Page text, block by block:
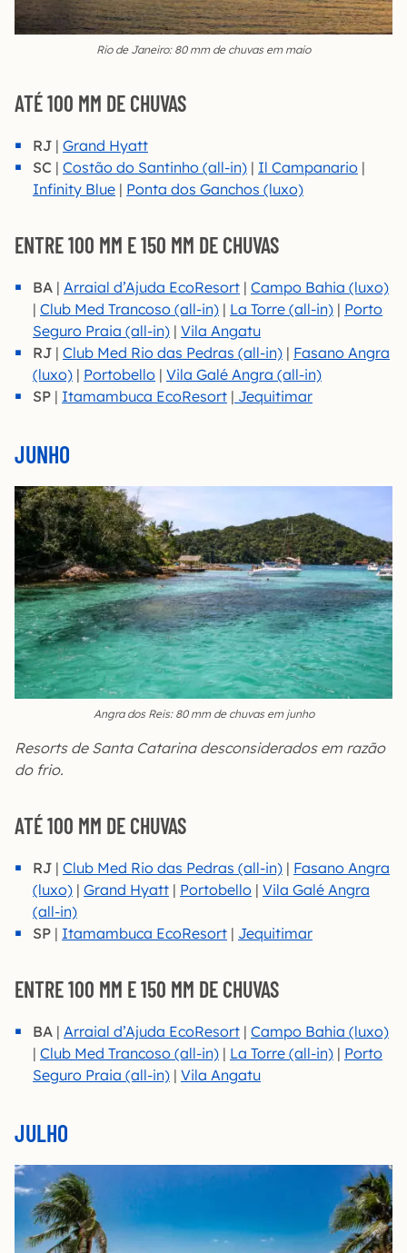
Rio de Janeiro: 80 mm de chuvas em maio
ATÉ 100 MM DE CHUVAS
RJ | Grand Hyatt
SC | Costão do Santinho (all-in) | Il Campanario |
Infinity Blue | Ponta dos Ganchos (luxo)
ENTRE 100 MM E 150 MM DE CHUVAS
BA | Arraial d’Ajuda EcoResort | Campo Bahia (luxo)
| Club Med Trancoso (all-in) | La Torre (all-in) | Porto
Seguro Praia (all-in) | Vila Angatu
RJ | Club Med Rio das Pedras (all-in) | Fasano Angra
(luxo) | Portobello | Vila Galé Angra (all-in)
SP | Itamambuca EcoResort | Jequitimar
JUNHO
Angra dos Reis: 80 mm de chuvas em junho
Resorts de Santa Catarina desconsiderados em razão
do frio.
ATÉ 100 MM DE CHUVAS
RJ | Club Med Rio das Pedras (all-in) | Fasano Angra
(luxo) | Grand Hyatt | Portobello | Vila Galé Angra
(all-in)
SP | Itamambuca EcoResort | Jequitimar
ENTRE 100 MM E 150 MM DE CHUVAS
BA | Arraial d’Ajuda EcoResort | Campo Bahia (luxo)
| Club Med Trancoso (all-in) | La Torre (all-in) | Porto
Seguro Praia (all-in) | Vila Angatu
JULHO